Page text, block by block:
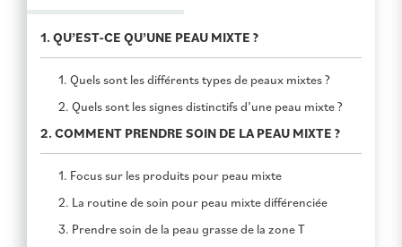
1. QU’EST-CE QU’UNE PEAU MIXTE ?
1. Quels sont les différents types de peaux mixtes ?
2. Quels sont les signes distinctifs d’une peau mixte ?
2. COMMENT PRENDRE SOIN DE LA PEAU MIXTE ?
1. Focus sur les produits pour peau mixte
2. La routine de soin pour peau mixte différenciée
3. Prendre soin de la peau grasse de la zone T